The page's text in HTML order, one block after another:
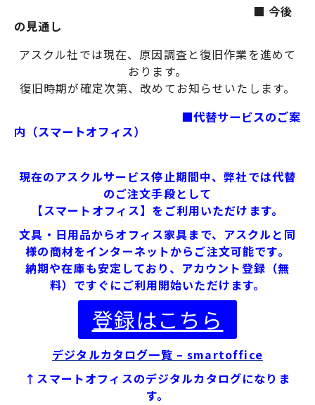
■ 今後
の見通し
アスクル社では現在、原因調査と復旧作業を進めて
おります。
復旧時期が確定次第、改めてお知らせいたします。
■代替サービスのご案
内（スマートオフィス）
現在のアスクルサービス停止期間中、弊社では代替
のご注文手段として
【スマートオフィス】をご利用いただけます。
文具・日用品からオフィス家具まで、アスクルと同
様の商材をインターネットからご注文可能です。
納期や在庫も安定しており、アカウント登録（無
料）ですぐにご利用開始いただけます。
登録はこちら
デジタルカタログ一覧 – smartoffice
↑スマートオフィスのデジタルカタログになりま
す。